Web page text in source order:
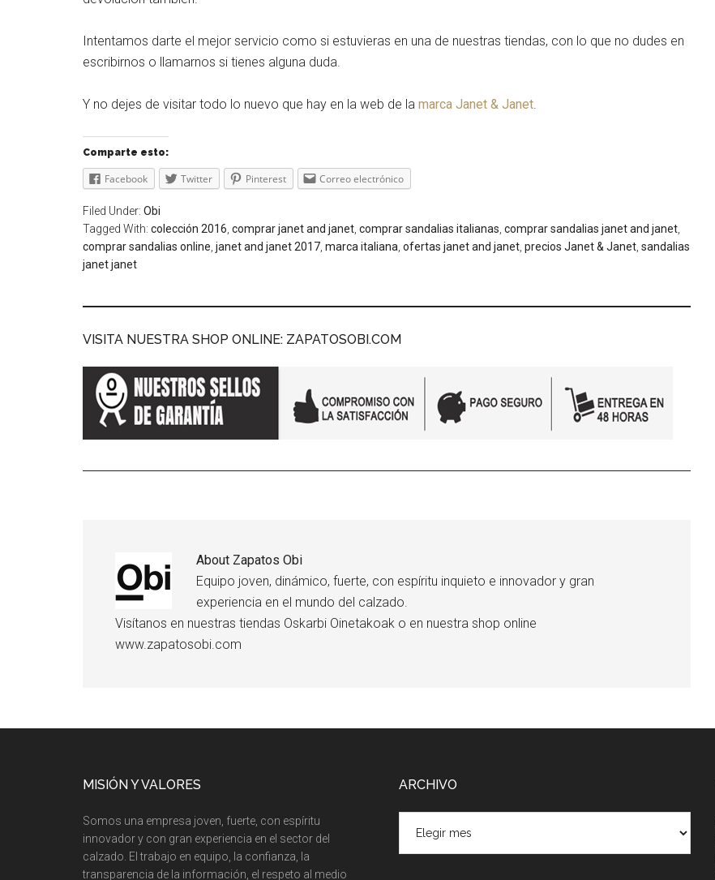
Intentamos darte el mejor servicio como si estuvieras en una de nuestras tiendas, con lo que no dudes en
escribirnos o llamarnos si tienes alguna duda.
Y no dejes de visitar todo lo nuevo que hay en la web de la marca Janet & Janet.
Comparte esto:
Facebook Twitter Pinterest Correo electrónico
Filed Under: Obi
Tagged With: colección 2016 comprar janet and janet comprar sandalias italianas comprar sandalias janet and janet
comprar sandalias online janet and janet 2017 marca italiana ofertas janet and janet precios Janet & Janet sandalias
janet janet
VISITA NUESTRA SHOP ONLINE: ZAPATOSOBI.COM
About Zapatos Obi
Equipo joven, dinámico, fuerte, con espíritu inquieto e innovador y gran
experiencia en el mundo del calzado.
Visítanos en nuestras tiendas Oskarbi Oinetakoak o en nuestra shop online
www.zapatosobi.com
MISIÓN Y VALORES
Somos una empresa joven, fuerte, con espíritu
innovador y con gran experiencia en el sector del
calzado. El trabajo en equipo, la confianza, la
transparencia de la información, el respeto al medio
ARCHIVO